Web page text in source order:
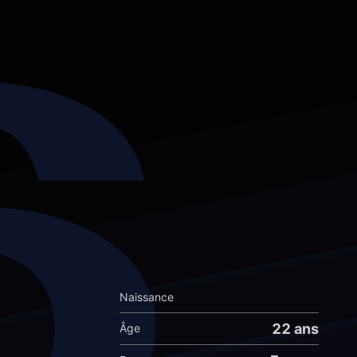
Naissance
Âge 22 ans